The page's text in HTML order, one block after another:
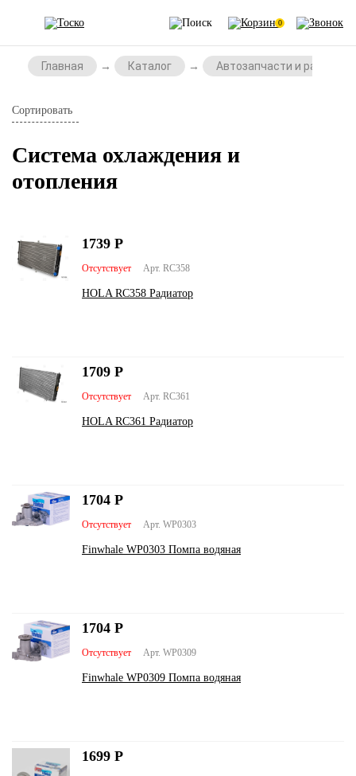
0
Главная Каталог Автозапчасти и
Сортировать
Система охлаждения и
отопления
Арт. RC358
Отсутствует
HOLA RC358 Радиатор
1739 Р
Арт. RC361
Отсутствует
HOLA RC361 Радиатор
1709 Р
Арт. WP0303
Отсутствует
Finwhale WP0303 Помпа водяная
1704 Р
Арт. WP0309
Отсутствует
Finwhale WP0309 Помпа водяная
1704 Р
1699 Р